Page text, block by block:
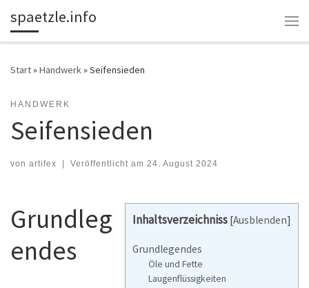
Zum Inhalt springen
spaetzle.info
Start»Handwerk»Seifensieden
HANDWERK
Seifensieden
von artifex Veröffentlicht am 24. August 2024
Inhaltsverzeichniss [Ausblenden]
Grundlegendes
Öle und Fette
Laugenflüssigkeiten
Grundleg
endes